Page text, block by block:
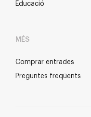
Educació
MÉS
Comprar entrades
Preguntes freqüents